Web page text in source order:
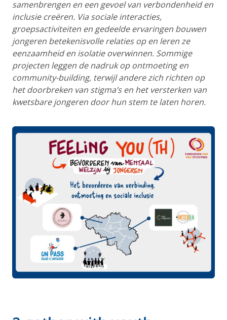
samenbrengen en een gevoel van verbondenheid en
inclusie creëren. Via sociale interacties,
groepsactiviteiten en gedeelde ervaringen bouwen
jongeren betekenisvolle relaties op en leren ze
eenzaamheid en isolatie overwinnen. Sommige
projecten leggen de nadruk op ontmoeting en
community-building, terwijl andere zich richten op
het doorbreken van stigma’s en het versterken van
kwetsbare jongeren door hun stem te laten horen.